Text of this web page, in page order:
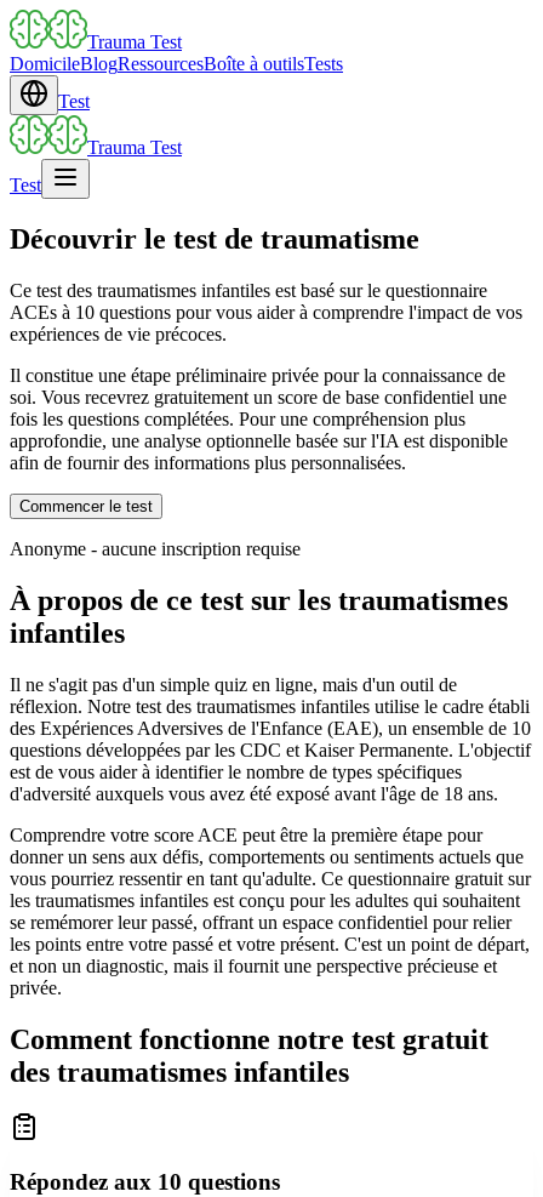
Trauma Test
DomicileBlogRessourcesBoîte à outilsTests
Test
Trauma Test
Test
Découvrir le test de traumatisme
Ce test des traumatismes infantiles est basé sur le questionnaire
ACEs à 10 questions pour vous aider à comprendre l'impact de vos
expériences de vie précoces.
Il constitue une étape préliminaire privée pour la connaissance de
soi. Vous recevrez gratuitement un score de base confidentiel une
fois les questions complétées. Pour une compréhension plus
approfondie, une analyse optionnelle basée sur l'IA est disponible
afin de fournir des informations plus personnalisées.
Commencer le test
Anonyme - aucune inscription requise
À propos de ce test sur les traumatismes
infantiles
Il ne s'agit pas d'un simple quiz en ligne, mais d'un outil de
réflexion. Notre test des traumatismes infantiles utilise le cadre établi
des Expériences Adversives de l'Enfance (EAE), un ensemble de 10
questions développées par les CDC et Kaiser Permanente. L'objectif
est de vous aider à identifier le nombre de types spécifiques
d'adversité auxquels vous avez été exposé avant l'âge de 18 ans.
Comprendre votre score ACE peut être la première étape pour
donner un sens aux défis, comportements ou sentiments actuels que
vous pourriez ressentir en tant qu'adulte. Ce questionnaire gratuit sur
les traumatismes infantiles est conçu pour les adultes qui souhaitent
se remémorer leur passé, offrant un espace confidentiel pour relier
les points entre votre passé et votre présent. C'est un point de départ,
et non un diagnostic, mais il fournit une perspective précieuse et
privée.
Comment fonctionne notre test gratuit
des traumatismes infantiles
Répondez aux 10 questions